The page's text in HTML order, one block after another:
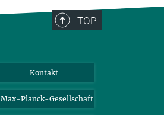
TOP
Kontakt
Max-Planck-Gesellschaft